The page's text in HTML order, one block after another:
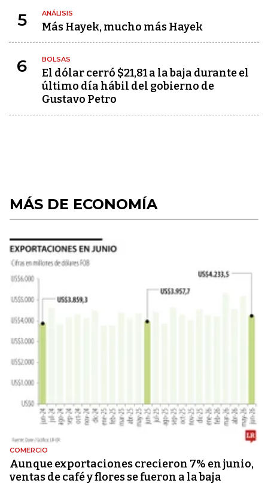
5 ANÁLISIS
Más Hayek, mucho más Hayek
6 BOLSAS
El dólar cerró $21,81 a la baja durante el
último día hábil del gobierno de
Gustavo Petro
MÁS DE ECONOMÍA
COMERCIO
Aunque exportaciones crecieron 7% en junio,
ventas de café y flores se fueron a la baja